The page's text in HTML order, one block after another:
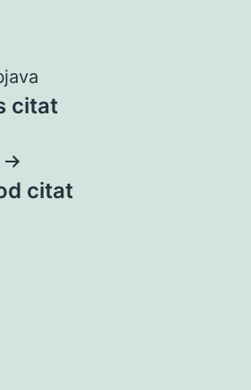
citat
citat